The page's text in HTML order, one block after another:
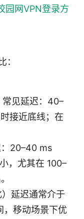
园网VPN登录方
：
常见延迟：40–
接近底线；在
20–40 ms
，尤其在 100–
延迟通常介于
移动场景下优